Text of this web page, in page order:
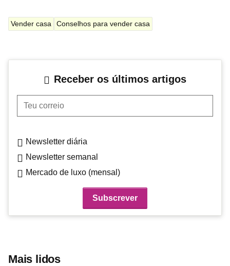
Vender casa Conselhos para vender casa
Receber os últimos artigos
Teu correio
Newsletter diária
Newsletter semanal
Mercado de luxo (mensal)
Mais lidos